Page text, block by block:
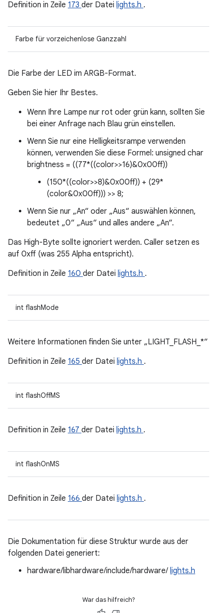
Definition in Zeile 173 der Datei lights.h .
Farbe für vorzeichenlose Ganzzahl
Die Farbe der LED im ARGB-Format.
Geben Sie hier Ihr Bestes.
Wenn Ihre Lampe nur rot oder grün kann, sollten Sie
bei einer Anfrage nach Blau grün einstellen.
Wenn Sie nur eine Helligkeitsrampe verwenden
können, verwenden Sie diese Formel: unsigned char
brightness = ((77*((color>>16)&0x00ff))
(150*((color>>8)&0x00ff)) + (29*
(color&0x00ff))) >> 8;
Wenn Sie nur „An“ oder „Aus“ auswählen können,
bedeutet „0“ „Aus“ und alles andere „An“.
Das High-Byte sollte ignoriert werden. Caller setzen es
auf 0xff (was 255 Alpha entspricht).
Definition in Zeile 160 der Datei lights.h .
int flashMode
Weitere Informationen finden Sie unter „LIGHT_FLASH_*“
Definition in Zeile 165 der Datei lights.h .
int flashOffMS
Definition in Zeile 167 der Datei lights.h .
int flashOnMS
Definition in Zeile 166 der Datei lights.h .
Die Dokumentation für diese Struktur wurde aus der
folgenden Datei generiert:
hardware/libhardware/include/hardware/ lights.h
War das hilfreich?